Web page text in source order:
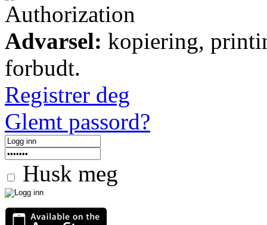
Authorization
Advarsel: kopiering,
forbudt.
Registrer deg
Glemt passord?
Husk meg